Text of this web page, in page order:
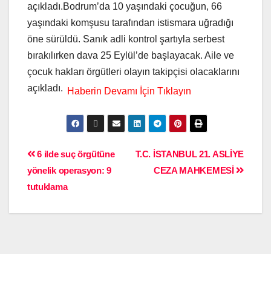
açıkladı.Bodrum’da 10 yaşındaki çocuğun, 66
yaşındaki komşusu tarafından istismara uğradığı
öne sürüldü. Sanık adli kontrol şartıyla serbest
bırakılırken dava 25 Eylül’de başlayacak. Aile ve
çocuk hakları örgütleri olayın takipçisi olacaklarını
açıkladı.
T.C. İSTANBUL 21. ASLİYE
CEZA MAHKEMESİ
6 ilde suç örgütüne
yönelik operasyon: 9
tutuklama